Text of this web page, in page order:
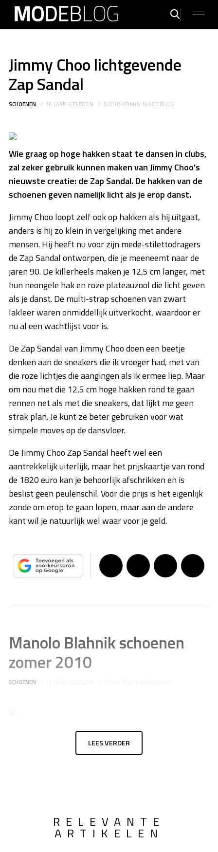
Jimmy Choo lichtgevende
Zap Sandal
SCHOENEN 16 JAAR GELEDEN DOORADMIN MODEBLOG
Wie graag op hoge hakken staat te dansen in clubs,
zal zeker gebruik kunnen maken van Jimmy Choo's
nieuwste creatie: de Zap Sandal. De hakken van de
schoenen geven namelijk licht als je erop danst.
Jimmy Choo loopt zelf ook op hakken als hij uitgaat,
anders is hij zo klein in vergelijking met andere
mensen. Hij heeft nu voor zijn mede-stilettodragers
de Zap Sandal ontworpen, die je meeneemt naar de
jaren 90. De killerheels maken je 12,5 cm langer, met
hun neongele hak en roze plateauzool die licht geven
als je danst. De multi-strap schoenen van zwart
lakleer waren onmiddellijk uitverkocht, waardoor er
nu al een wachtlijst voor is.
De Zap Sandal van Jimmy Choo doen een beetje
denken aan de sneakers die ik vroeger had, met van
die roze lichtjes die aangingen als ik ermee liep. Maar
om nou met die 12,5 cm hoge hakken rond te gaan
rennen net als met die sneakers, dat lijkt me geen
strak plan. Je kunt ze beter gebruiken voor wat
simpele moves op de dansvloer.
De Jimmy Choo Zap Sandal heeft wel een
aantrekkelijk uiterlijk, maar het prijskaartje van rond
de 1820 euro kan je behoorlijk afschrikken en is
beslist geen peulenschil. Voor die prijs is het eigenlijk
zonde om erop te gaan lopen, maar aan de andere
kant wil je natuurlijk wel waar voor je geld.
Manolo Blahnik schoenen
zomer 2010
SCHOENEN
LEES VERDER
RELEVANTE
ARTIKELEN